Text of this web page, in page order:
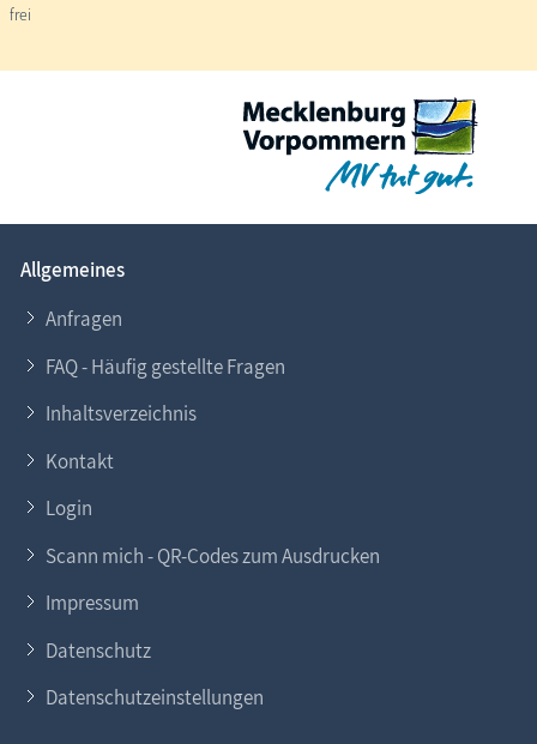
frei
Allgemeines
Anfragen
FAQ - Häufig gestellte Fragen
Inhaltsverzeichnis
Kontakt
Login
Scann mich - QR-Codes zum Ausdrucken
Impressum
Datenschutz
Datenschutzeinstellungen